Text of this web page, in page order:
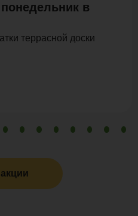
в
террасной доски